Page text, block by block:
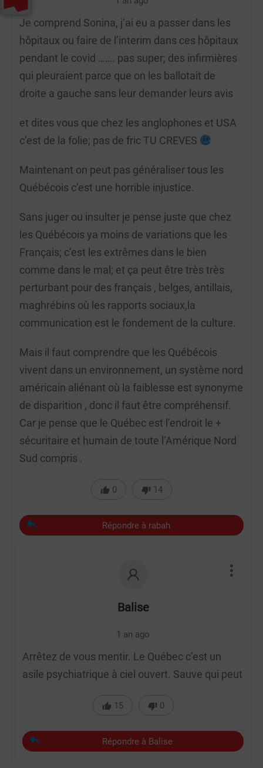
Je comprend Sonina, j’ai eu a passer dans les
hôpitaux ou faire de l’interim dans ces hôpitaux
pendant le covid ……. pas super; des infirmières
qui pleuraient parce que on les ballotait de
droite a gauche sans leur demander leurs avis
et dites vous que chez les anglophones et USA
c’est de la folie; pas de fric TU CREVES
Maintenant on peut pas généraliser tous les
Québécois c’est une horrible injustice.
Sans juger ou insulter je pense juste que chez
les Québécois ya moins de variations que les
Français; c’est les extrêmes dans le bien
comme dans le mal; et ça peut être très très
perturbant pour des français , belges, antillais,
maghrébins où les rapports sociaux,la
communication est le fondement de la culture.
Mais il faut comprendre que les Québécois
vivent dans un environnement, un système nord
américain aliénant où la faiblesse est synonyme
de disparition , donc il faut être compréhensif.
Car je pense que le Québec est l’endroit le +
sécuritaire et humain de toute l’Amérique Nord
Sud compris .
0 14
Répondre à rabah
Balise
1 an ago
Arrêtez de vous mentir. Le Québec c’est un
asile psychiatrique à ciel ouvert. Sauve qui peut
15 0
Répondre à Balise